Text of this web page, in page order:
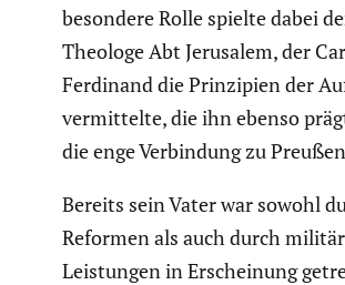
besondere Rolle spielte dabei
Theologe Abt Jerusalem, der
Ferdinand die Prinzi­pien der
vermit­telte, die ihn ebenso
die enge Verbin­dung zu
Bereits sein Vater war sowohl
Reformen als auch durch
Leistungen in Erschei­nung